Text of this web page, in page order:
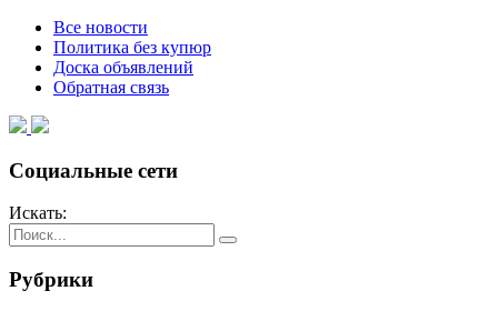
Все новости
Политика без купюр
Доска объявлений
Обратная связь
Социальные сети
Искать:
Рубрики